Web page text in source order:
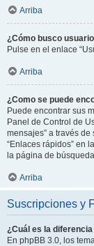
Arriba
¿Cómo busco
Pulse en el enlace
Arriba
¿Como se puede
Puede encontrar sus
Panel de Control de
mensajes” a través
“Enlaces rápidos” en
la página de
Arriba
Suscripciones y
¿Cuál es la
En phpBB 3.0, los